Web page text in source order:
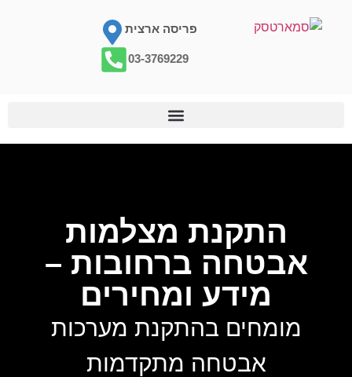
פריסה ארצית
03-3769229
התקנת מצלמות
אבטחה ברחובות –
מידע ומחירים
מומחים בהתקנת מערכות
אבטחה מתקדמות